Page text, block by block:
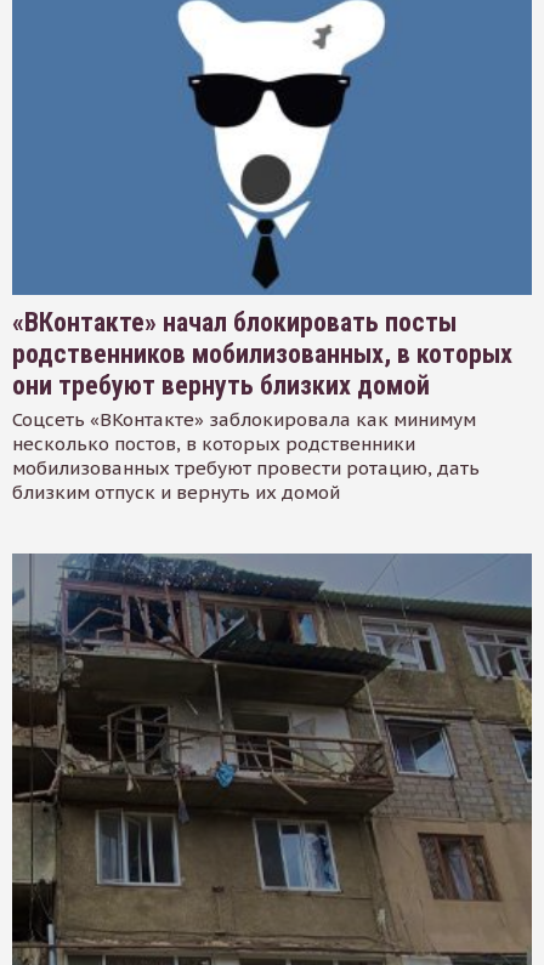
«ВКонтакте» начал блокировать посты
родственников мобилизованных, в которых
они требуют вернуть близких домой
Соцсеть «ВКонтакте» заблокировала как минимум
несколько постов, в которых родственники
мобилизованных требуют провести ротацию, дать
близким отпуск и вернуть их домой